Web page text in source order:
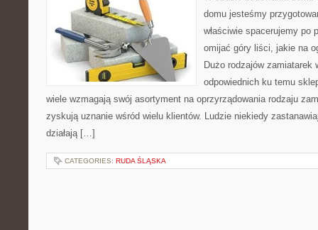
domu jesteśmy
właściwie spacerujemy po
omijać góry liści, jakie na
Dużo rodzajów zamiatarek
odpowiednich ku temu
wiele wzmagają swój asortyment na oprzyrządowania rodzaju
zyskują uznanie wśród wielu klientów. Ludzie niekiedy
działają […]
CATEGORIES: RUDA ŚLĄSKA